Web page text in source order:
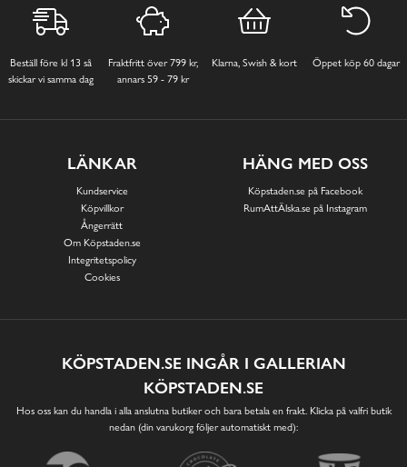
Beställ före kl 13 så
skickar vi samma dag
Fraktfritt över 799 kr,
annars 59 - 79 kr
Klarna, Swish & kort Öppet köp 60 dagar
LÄNKAR
Kundservice
Köpvillkor
Ångerrätt
Om Köpstaden.se
Integritetspolicy
Cookies
HÄNG MED OSS
Köpstaden.se på Facebook
RumAttÄlska.se på Instagram
KÖPSTADEN.SE INGÅR I GALLERIAN
KÖPSTADEN.SE
Hos oss kan du handla i alla anslutna butiker och bara betala en frakt. Klicka på valfri butik
nedan (din varukorg följer automatiskt med):